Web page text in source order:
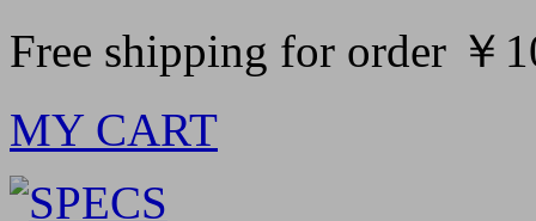
Free shipping for order ￥
MY CART